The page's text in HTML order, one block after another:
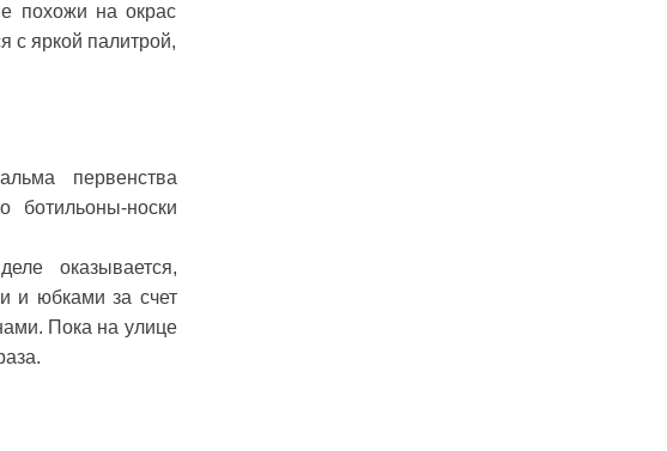
похожи на окрас
с яркой палитрой,
первенства
носки
оказывается,
и юбками за счет
Пока на улице